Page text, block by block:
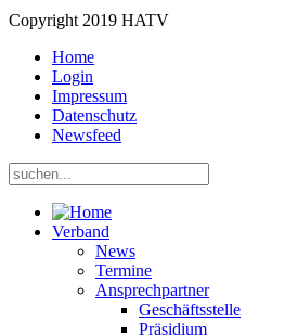
Copyright 2019 HATV
Home
Login
Impressum
Datenschutz
Newsfeed
Verband
News
Termine
Ansprechpartner
Geschäftsstelle
Präsidium